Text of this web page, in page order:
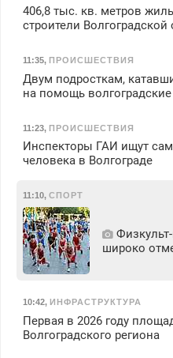
406,8 тыс. кв. метров
строители Волгоградской
11:35, ПРОИСШЕСТВИЯ
Двум подросткам,
на помощь волгоградские
11:23, ПРОИСШЕСТВИЯ
Инспекторы ГАИ ищут
человека в Волгограде
11:10, СПОРТ
широко
10:42, ИНФРАСТРУКТУРА
Первая в 2026 году
Волгоградского региона